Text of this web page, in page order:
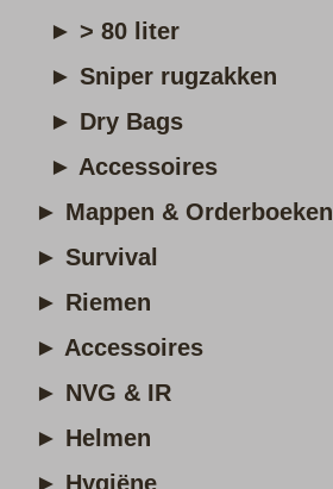
► > 80 liter
► Sniper rugzakken
► Dry Bags
► Accessoires
► Mappen & Orderboeken
► Survival
► Riemen
► Accessoires
► NVG & IR
► Helmen
► Hygiëne